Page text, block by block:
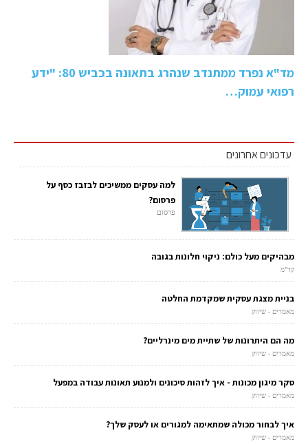
מד"א נפרד ממתנדב שנהרג בתאונה בכביש 80: "ידע
רפואי עמוק…
עדכונים אחרונים
למה עסקים ממשיכים לבזבז כסף על
פרסום?
פרסום
מבהיקים מעל כולם: ניקוי חלונות בגובה
קד"מ
בניית מצגת עסקית שמקדמת החלטה
מאמרים - שיווק
מה הם היתרונות של שתיית מים מינרליים?
מאמרים - שיווק
סקר מיגון מכונות - איך לזהות סיכונים ולמנוע תאונות עבודה במפעל
מאמרים - שיווק
איך לבחור מכולה שמתאימה למגורים או לעסק שלך?
מאמרים - שיווק